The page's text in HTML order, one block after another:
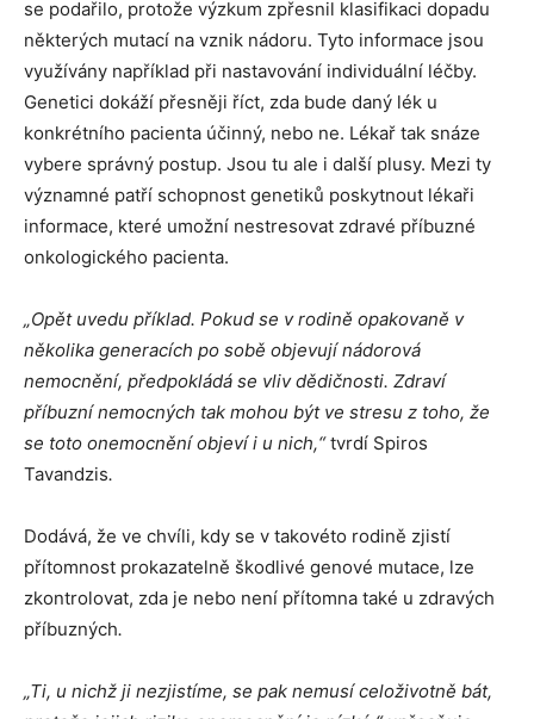
se podařilo, protože výzkum zpřesnil klasifikaci dopadu
některých mutací na vznik nádoru. Tyto informace jsou
využívány například při nastavování individuální léčby.
Genetici dokáží přesněji říct, zda bude daný lék u
konkrétního pacienta účinný, nebo ne. Lékař tak snáze
vybere správný postup. Jsou tu ale i další plusy. Mezi ty
významné patří schopnost genetiků poskytnout lékaři
informace, které umožní nestresovat zdravé příbuzné
onkologického pacienta.
„Opět uvedu příklad. Pokud se v rodině opakovaně v
několika generacích po sobě objevují nádorová
nemocnění, předpokládá se vliv dědičnosti. Zdraví
příbuzní nemocných tak mohou být ve stresu z toho, že
se toto onemocnění objeví i u nich,“tvrdí Spiros
Tavandzis.
Dodává, že ve chvíli, kdy se v takovéto rodině zjistí
přítomnost prokazatelně škodlivé genové mutace, lze
zkontrolovat, zda je nebo není přítomna také u zdravých
příbuzných.
„Ti, u nichž ji nezjistíme, se pak nemusí celoživotně bát,